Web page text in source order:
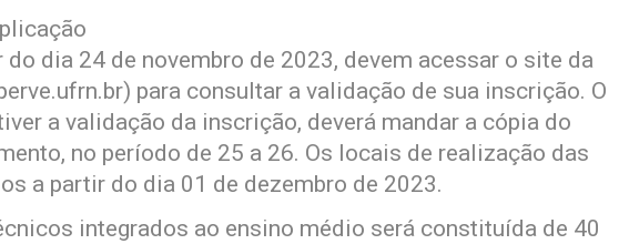
dia 24 de novembro de 2023, devem acessar o site da
para consultar a validação de sua inscrição. O
a validação da inscrição, deverá mandar a cópia do
no período de 25 a 26. Os locais de realização das
a partir do dia 01 de dezembro de 2023.
integrados ao ensino médio será constituída de 40